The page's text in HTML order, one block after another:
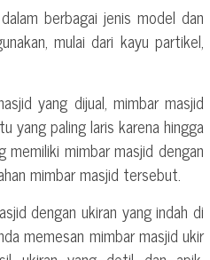
berbagai jenis model dan
mulai dari kayu partikel,
yang dijual, mimbar masjid
yang paling laris karena hingga
memiliki mimbar masjid dengan
mimbar masjid tersebut.
dengan ukiran yang indah di
memesan mimbar masjid ukir